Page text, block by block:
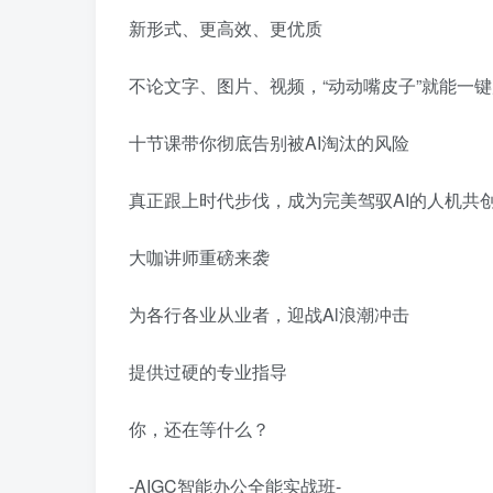
新形式、更高效、更优质
不论文字、图片、视频，“动动嘴皮子”就能一
十节课带你彻底告别被AI淘汰的风险
真正跟上时代步伐，成为完美驾驭AI的人机共
大咖讲师重磅来袭
为各行各业从业者，迎战Al浪潮冲击
提供过硬的专业指导
你，还在等什么？
-AIGC智能办公全能实战班-